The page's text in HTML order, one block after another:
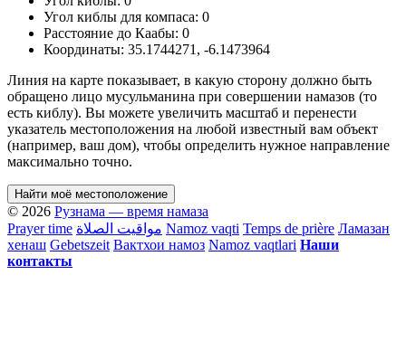
Угол киблы для компаса: 0
Расстояние до Каабы: 0
Координаты: 35.1744271 , -6.1473964
Линия на карте показывает, в какую сторону должно быть
обращено лицо мусульманина при совершении намазов (то
есть киблу). Вы можете увеличить масштаб и перенести
указатель местоположения на любой известный вам объект
(например, ваш дом), чтобы определить нужное направление
максимально точно.
Найти моё местоположение
© 2026 Рузнама — время намаза
Prayer time مواقيت الصلاة Namoz vaqti Temps de prière Ламазан
хенаш Gebetszeit Вактхои намоз Namoz vaqtlari Наши
контакты